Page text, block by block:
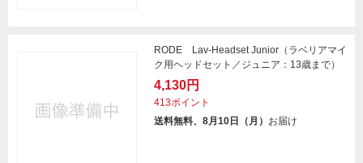
RODE Lav-Headset Junior（ラベリアマイ
ク用ヘッドセット／ジュニア：13歳まで）
4,130円
413ポイント
送料無料、8月10日（月） お届け